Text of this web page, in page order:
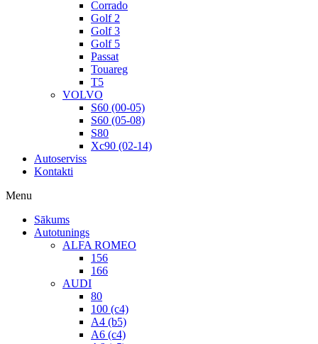
Corrado
Golf 2
Golf 3
Golf 5
Passat
Touareg
T5
VOLVO
S60 (00-05)
S60 (05-08)
S80
Xc90 (02-14)
Autoserviss
Kontakti
Menu
Sākums
Autotunings
ALFA ROMEO
156
166
AUDI
80
100 (c4)
A4 (b5)
A6 (c4)